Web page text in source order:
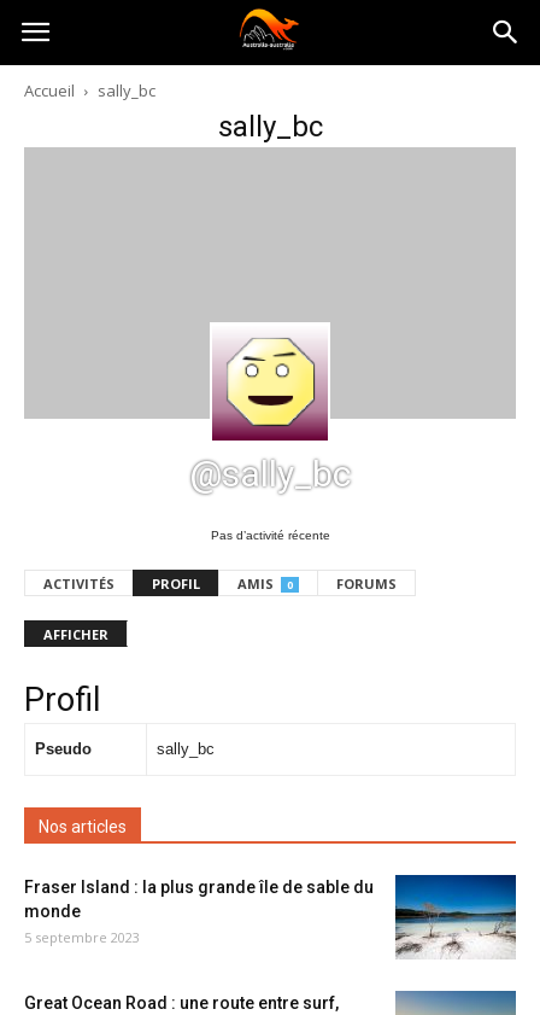
Australia-
australie.com
Accueil sally_bc
sally_bc
@sally_bc
Pas d’activité récente
ACTIVITÉS PROFIL AMIS 0 FORUMS
AFFICHER
Profil
Pseudo sally_bc
Nos articles
Fraser Island : la plus grande île de sable du
monde
5 septembre 2023
Great Ocean Road : une route entre surf,